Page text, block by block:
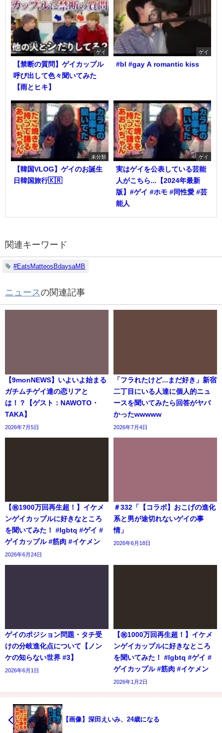
ゲイ
【禁断の質問】ゲイカップル
呼び出して色々聞いてみた
【雨とヒキ】
ゲイ
#bl #gay A romantic kiss
未分類
【韓国VLOG】ゲイのお誕生
日韓国旅行🇰🇷
ゲイ
実はゲイを公表している芸能
人がこちら...【2024年最新
版】#ゲイ #ホモ #同性愛 #芸
能人
関連キーワード
#EatsMatteosBdaysaMB
ニュースの関連記事
【9monNEWS】いよいよ始まる
ガチムチゲイ達の恋リアと
は！？【ゲスト：NAWOTO・
TAKA】
2026年7月5日
「フラれたけど...まだ好き」新宿
二丁目にいる人達に個人的ニュ
ースを聞いてみたら回答がヤバ
かったwwwww
2026年7月4日
【㊗️1900万回再生超！】イケメ
ンゲイカップルに好きなところ
を聞いてみた！ #lgbtq #ゲイ #
ゲイカップル #筋肉 #イケメン
2026年6月24日
＃332「【コラボ】おこげの進化
系と男が途切れないゲイの事
情」
2026年6月18日
ゲイのポジション問題・タチ受
けの分岐進化点について【ノン
ケの知らない世界 #3】
2026年6月1日
【㊗️1000万回再生超！】イケメ
ンゲイカップルに好きなところ
を聞いてみた！ #lgbtq #ゲイ #
ゲイカップル #筋肉 #イケメン
2026年1月2日
【画像】深田えいみ、24歳になる